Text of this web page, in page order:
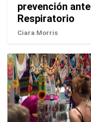
prevención
Respiratorio
Ciara Morris